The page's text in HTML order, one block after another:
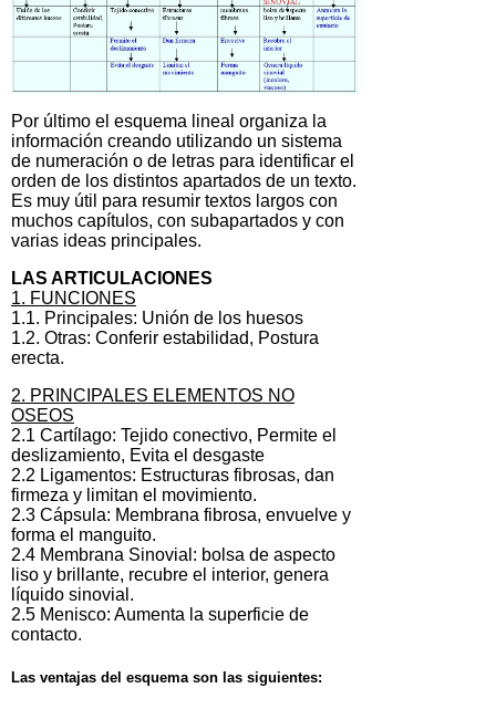
Por último el esquema lineal organiza la
información creando utilizando un sistema
de numeración o de letras para identificar el
orden de los distintos apartados de un texto.
Es muy útil para resumir textos largos con
muchos capítulos, con subapartados y con
varias ideas principales.
LAS ARTICULACIONES
1. FUNCIONES
1.1. Principales: Unión de los huesos
1.2. Otras: Conferir estabilidad, Postura
erecta.
2. PRINCIPALES ELEMENTOS NO
OSEOS
2.1 Cartílago: Tejido conectivo, Permite el
deslizamiento, Evita el desgaste
2.2 Ligamentos: Estructuras fibrosas, dan
firmeza y limitan el movimiento.
2.3 Cápsula: Membrana fibrosa, envuelve y
forma el manguito.
2.4 Membrana Sinovial: bolsa de aspecto
liso y brillante, recubre el interior, genera
líquido sinovial.
2.5 Menisco: Aumenta la superficie de
contacto.
Las ventajas del esquema son las siguientes: